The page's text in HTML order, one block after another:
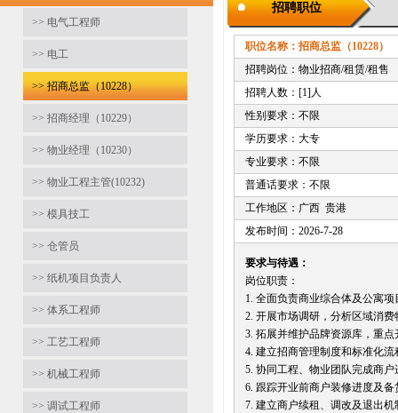
>> 电气工程师
>> 电工
>> 招商总监（10228）
>> 招商经理（10229）
>> 物业经理（10230）
>> 物业工程主管(10232)
>> 模具技工
>> 仓管员
>> 纸机项目负责人
>> 体系工程师
>> 工艺工程师
>> 机械工程师
>> 调试工程师
招聘职位
职位名称：招商总监（10228）
招聘岗位：物业招商/租赁/租售
招聘人数：[1]人
性别要求：不限
学历要求：大专
专业要求：不限
普通话要求：不限
工作地区：广西 贵港
发布时间：2026-7-28
要求与待遇：
岗位职责：
1. 全面负责商业综合体及公寓
2. 开展市场调研，分析区域消
3. 拓展并维护品牌资源库，重
4. 建立招商管理制度和标准化
5. 协同工程、物业团队完成商
6. 跟踪开业前商户装修进度及
7. 建立商户续租、调改及退出